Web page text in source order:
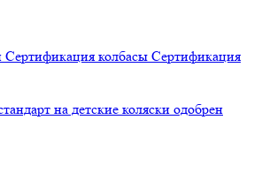
Сертификация колбасы Сертификация
на детские коляски одобрен